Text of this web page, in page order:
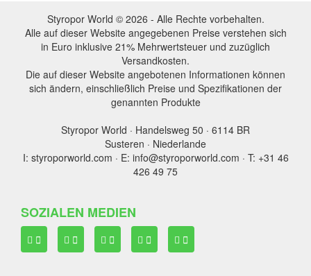
Styropor World © 2026 - Alle Rechte vorbehalten.
Alle auf dieser Website angegebenen Preise verstehen sich
in Euro inklusive 21% Mehrwertsteuer und zuzüglich
Versandkosten.
Die auf dieser Website angebotenen Informationen können
sich ändern, einschließlich Preise und Spezifikationen der
genannten Produkte
Styropor World · Handelsweg 50 · 6114 BR
Susteren · Niederlande
I: styroporworld.com · E: info@styroporworld.com · T: +31 46
426 49 75
SOZIALEN MEDIEN